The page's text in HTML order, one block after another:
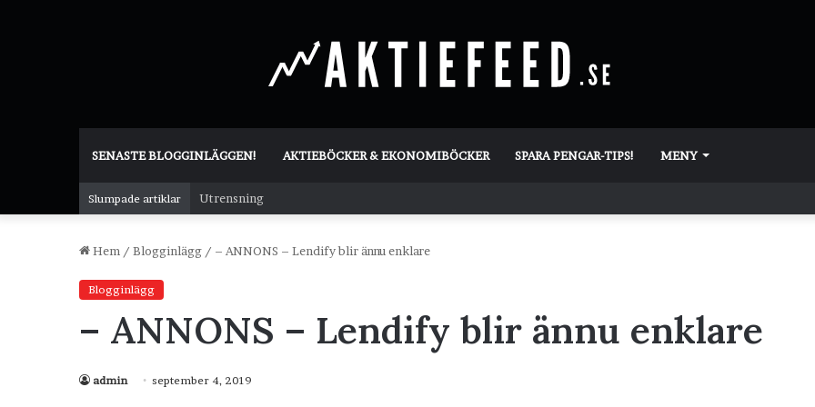
SENASTE BLOGGINLÄGGEN! AKTIEBÖCKER & EKONOMIBÖCKER SPARA PENGAR-TIPS! MENY
Slumpade artiklar Utrensning
Hem / Blogginlägg / – ANNONS – Lendify blir ännu enklare
Blogginlägg
– ANNONS – Lendify blir ännu enklare
admin september 4, 2019